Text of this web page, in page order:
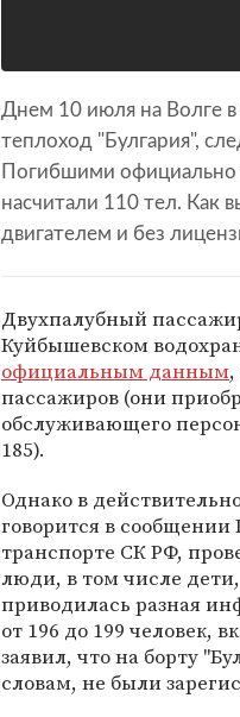
Днем 10 июля на Волге в
теплоход "Булгария",
Погибшими официально
насчитали 110 тел. Как
двигателем и без
Двухпалубный
Куйбышевском
официальным данным
пассажиров (они
обслуживающего
185).
Однако в
говорится в
транспорте СК РФ,
люди, в том числе
приводилась разная
от 196 до 199 человек,
заявил, что на борту
словам, не были